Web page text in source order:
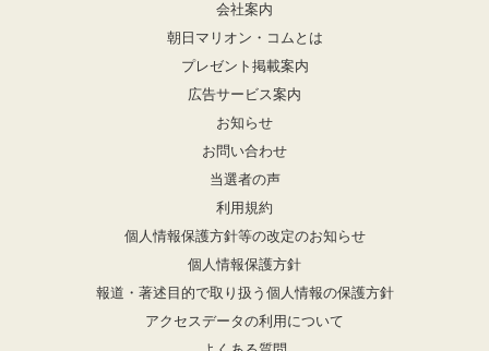
会社案内
朝日マリオン・コムとは
プレゼント掲載案内
広告サービス案内
お知らせ
お問い合わせ
当選者の声
利用規約
個人情報保護方針等の改定のお知らせ
個人情報保護方針
報道・著述目的で取り扱う個人情報の保護方針
アクセスデータの利用について